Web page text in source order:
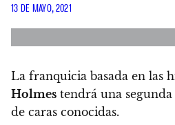
13 DE MAYO, 2021
La franquicia basada en las
Holmes tendrá una
de caras conocidas.